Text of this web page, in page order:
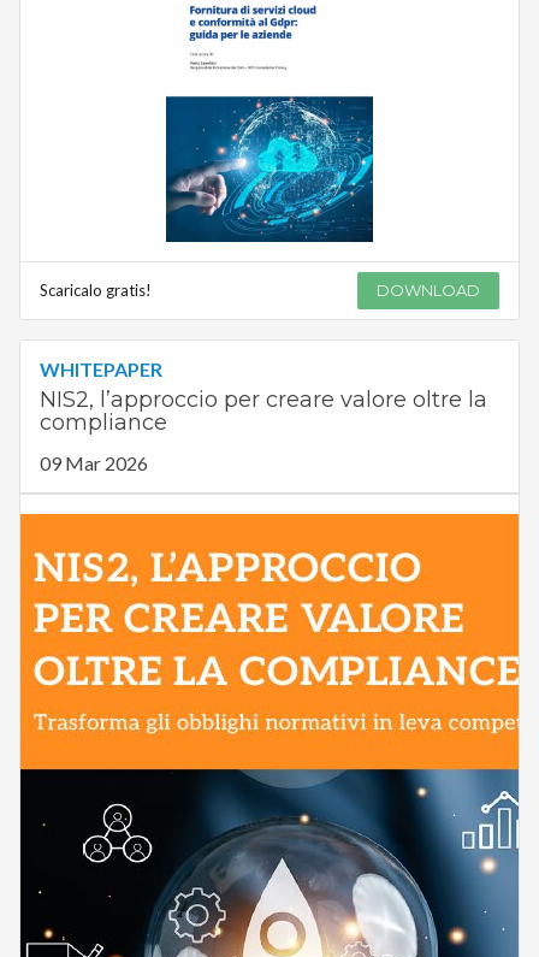
Scaricalo gratis! DOWNLOAD
WHITEPAPER
NIS2, l’approccio per creare valore oltre la
compliance
09 Mar 2026